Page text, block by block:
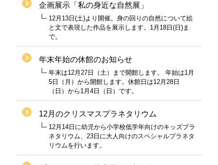
企画展示「私の身近な自然展」
12月13日(土)より開催。身の回りの自然について絵
と文で表現した作品を展示します。1月18日(日)ま
で。
年末年始の休館のお知らせ
年末は12月27日（土）まで開館します。 年始は1月
5日（月）から開館します。休館日は12月28日
（日）から1月4日（日）です。
12月のクリスマスプラネタリウム
12月14日に幼児から小学校低学年向けのキッズプラ
ネタリウム、23日に大人向けのスペシャルプラネタ
リウムを行います。